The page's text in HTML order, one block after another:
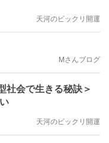
天河のビックリ開運
Mさんブログ
社会で生きる秘訣＞
天河のビックリ開運